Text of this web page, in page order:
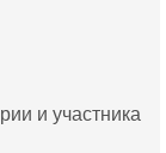
и участника